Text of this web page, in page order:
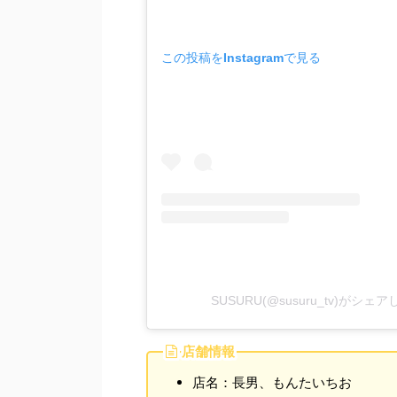
この投稿をInstagramで見る
SUSURU(@susuru_tv)がシェア
店舗情報
店名：長男、もんたいちお